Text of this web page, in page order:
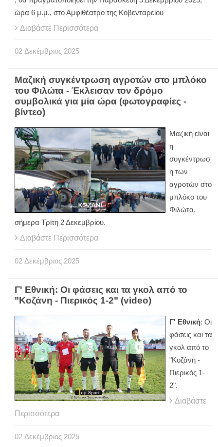
ώρα 6 μ.μ., στο Αμφιθέατρο της Κοβενταρείου
Διαβάστε Περισσότερα
02 Δεκέμβριος 2025
Μαζική συγκέντρωση αγροτών στο μπλόκο
του Φιλώτα - Έκλεισαν τον δρόμο
συμβολικά για μία ώρα (φωτογραφίες -
βίντεο)
Μαζική είναι
η
συγκέντρωσ
η των
αγροτών στο
μπλόκο του
Φιλώτα,
σήμερα Τρίτη 2 Δεκεμβρίου.
Διαβάστε Περισσότερα
02 Δεκέμβριος 2025
Γ' Εθνική: Οι φάσεις και τα γκολ από το
"Κοζάνη - Πιερικός 1-2" (video)
Γ' Εθνική: Οι
φάσεις και τα
γκολ από το
"Κοζάνη -
Πιερικός 1-
2".
Διαβάστε
Περισσότερα
02 Δεκέμβριος 2025